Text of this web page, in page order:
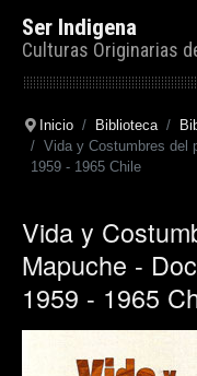
Ser Indigena
Culturas Originarias
Inicio Biblioteca
Vida y Costumbres del
1959 - 1965 Chile
Vida y
Mapuche -
1959 - 1965